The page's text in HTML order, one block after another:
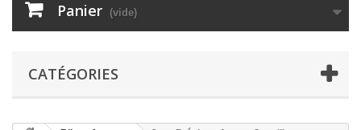
Panier (vide)
CATÉGORIES